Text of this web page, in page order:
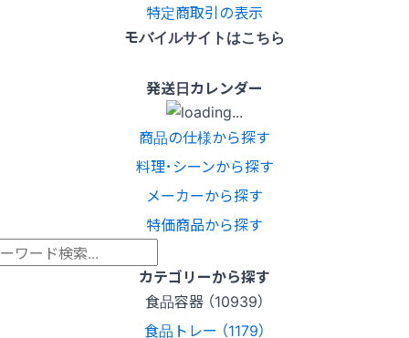
特定商取引の表示
モバイルサイトはこちら
発送日カレンダー
商品の仕様から探す
料理･シーンから探す
メーカーから探す
特価商品から探す
カテゴリーから探す
食品容器 （10939）
食品トレー （1179）